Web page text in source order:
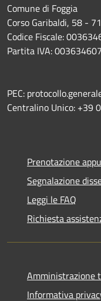
Comune di Foggia
Corso Garibaldi, 58 -
Codice Fiscale:
Partita IVA:
PEC:
Centralino Unico: +39
Prenotazione
Segnalazione
Leggi le FAQ
Richiesta
Amministrazione
Informativa